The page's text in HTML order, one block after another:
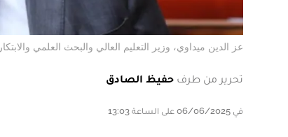
عز الدين ميداوي، وزير التعليم العالي والبحث العلمي والابتكار
تحرير من طرف حفيظ الصادق
في 06/06/2025 على الساعة 13:03